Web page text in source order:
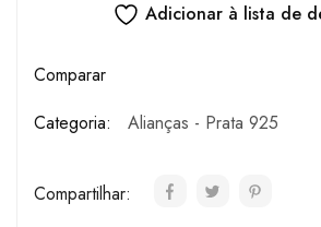
Adicionar à lista de
Comparar
Categoria:
Alianças - Prata 925
Compartilhar: